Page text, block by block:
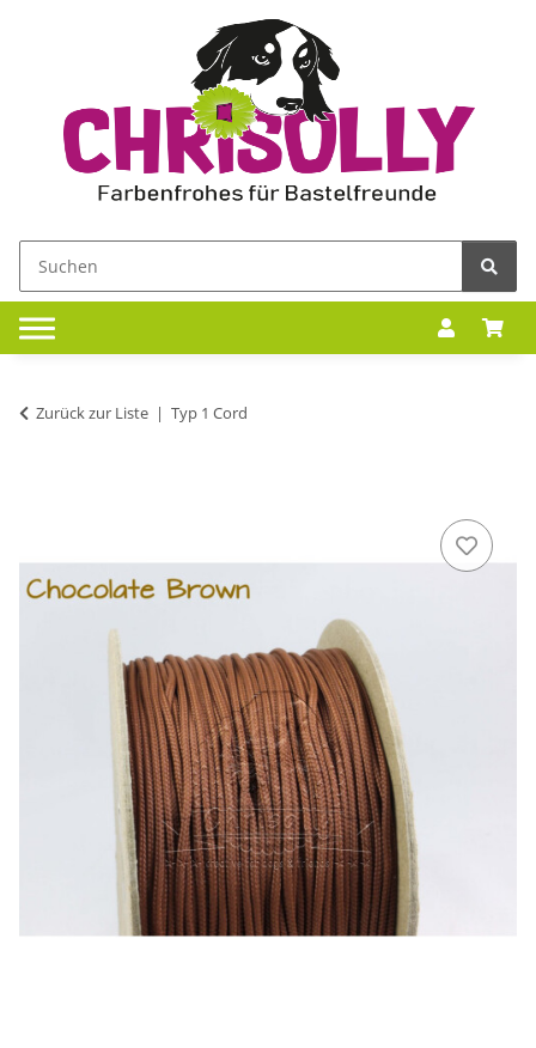
Zurück zur Liste Typ 1 Cord